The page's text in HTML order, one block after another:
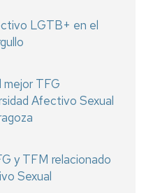
LGTB+ en el
mejor TFG
Afectivo Sexual
y TFM relacionado
Sexual